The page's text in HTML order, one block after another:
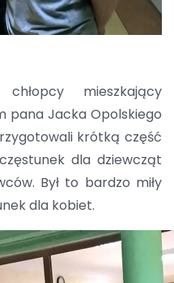
mieszkający
pana Jacka Opolskiego
krótką część
dla dziewcząt
Był to bardzo miły
dla kobiet.